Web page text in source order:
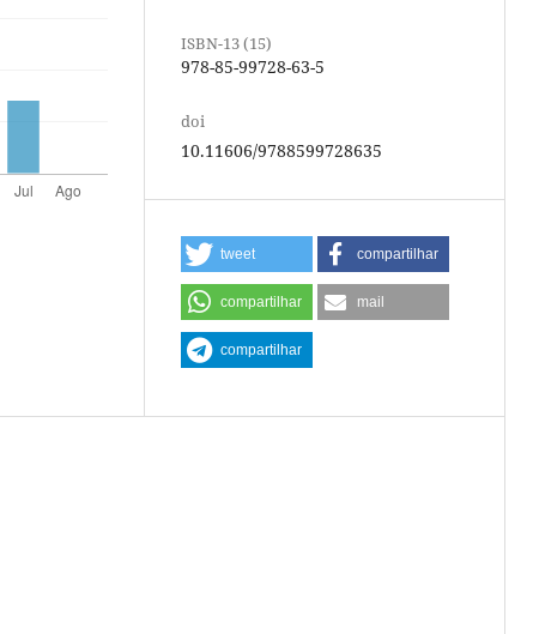
ISBN-13 (15)
978-85-99728-63-5
doi
10.11606/9788599728635
tweet compartilhar
compartilhar mail
compartilhar